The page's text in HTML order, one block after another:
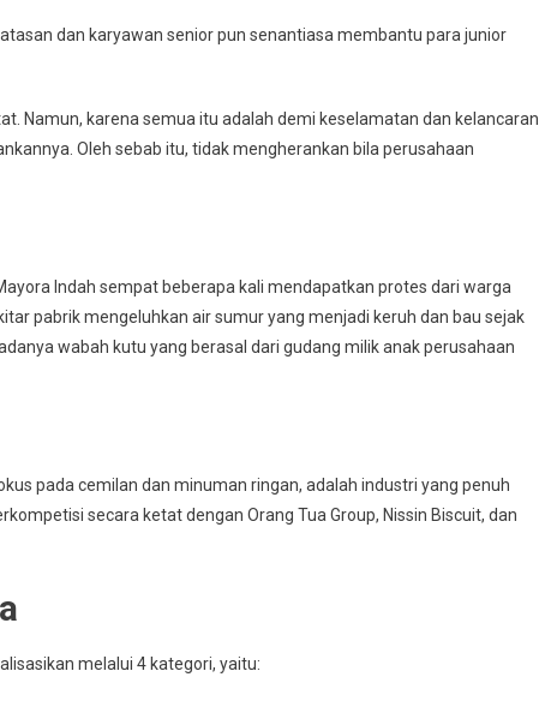
dan karyawan senior pun senantiasa membantu para junior
Namun, karena semua itu adalah demi keselamatan dan kelancaran
Oleh sebab itu, tidak mengherankan bila perusahaan
Indah sempat beberapa kali mendapatkan protes dari warga
pabrik mengeluhkan air sumur yang menjadi keruh dan bau sejak
wabah kutu yang berasal dari gudang milik anak perusahaan
pada cemilan dan minuman ringan, adalah industri yang penuh
secara ketat dengan Orang Tua Group, Nissin Biscuit, dan
melalui 4 kategori, yaitu: